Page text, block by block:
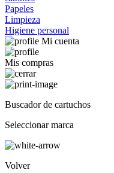
Papeles
Limpieza
Higiene personal
Mi cuenta
Mis compras
Buscador de cartuchos
Seleccionar marca
Volver